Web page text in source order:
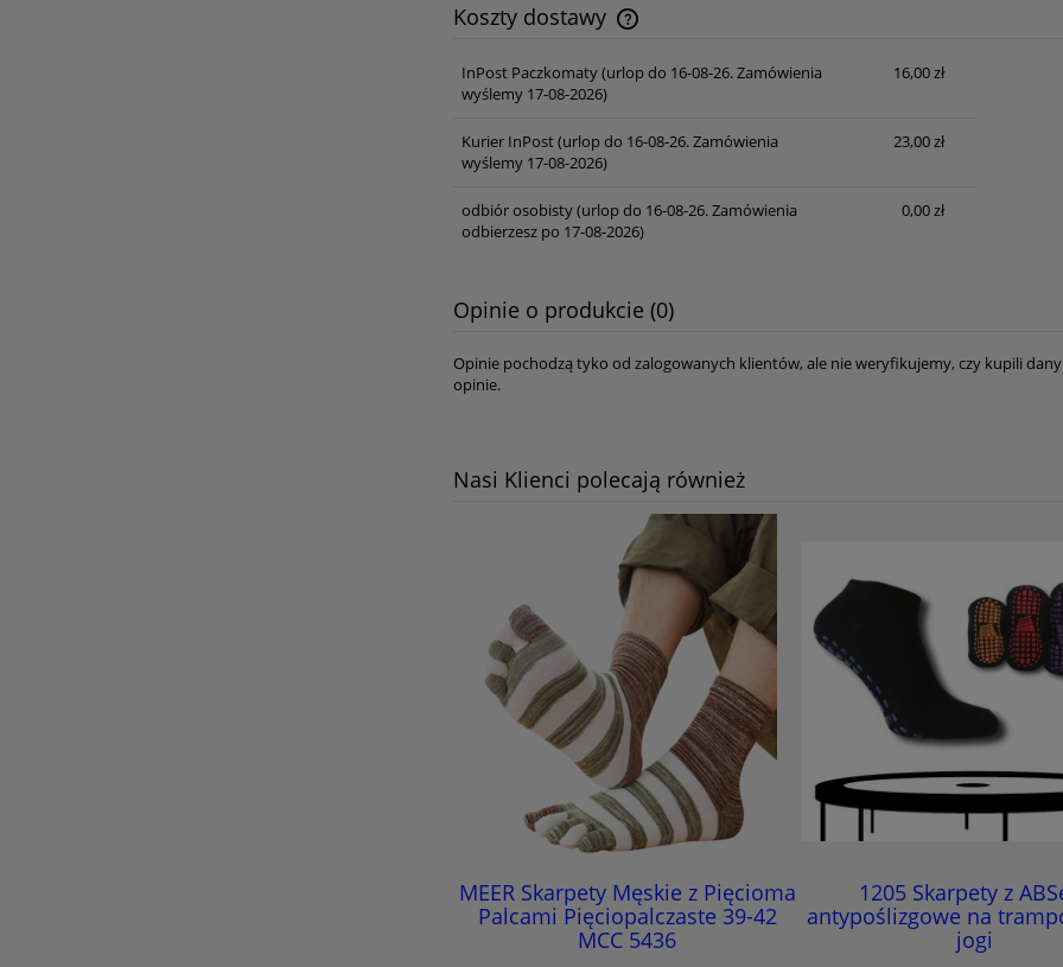
Koszty dostawy
Cena nie zawiera ewentualnych kosztów
InPost Paczkomaty(urlop do 16-08-26. Zamówienia
wyślemy 17-08-2026)
16,00 zł
Kurier InPost(urlop do 16-08-26. Zamówienia
wyślemy 17-08-2026)
23,00 zł
odbiór osobisty(urlop do 16-08-26. Zamówienia
odbierzesz po 17-08-2026)
0,00 zł
Opinie o produkcie (0)
Opinie pochodzą tyko od zalogowanych klientów, ale nie weryfikujemy, czy kupili
opinie.
Nasi Klienci polecają również
MEER Skarpety Męskie z Pięcioma
Palcami Pięciopalczaste 39-42
MCC 5436
1205 Skarpety z
antypoślizgowe na
jogi